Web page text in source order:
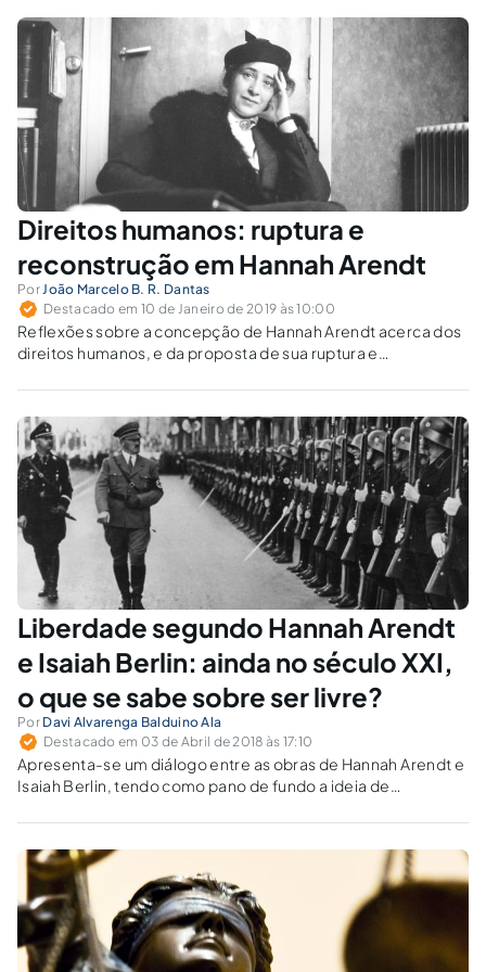
Direitos humanos: ruptura e
reconstrução em Hannah Arendt
Por João Marcelo B. R. Dantas
Destacado em 10 de Janeiro de 2019 às 10:00
Reflexões sobre a concepção de Hannah Arendt acerca dos
direitos humanos, e da proposta de sua ruptura e
direitos.
Liberdade segundo Hannah Arendt
e Isaiah Berlin: ainda no século XXI,
o que se sabe sobre ser livre?
Por Davi Alvarenga Balduino Ala
Destacado em 03 de Abril de 2018 às 17:10
Apresenta-se um diálogo entre as obras de Hannah Arendt e
Isaiah Berlin, tendo como pano de fundo a ideia de